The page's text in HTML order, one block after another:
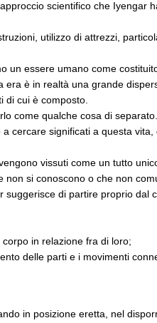
scientifico che Iyengar
utilizzo di attrezzi,
un essere umano come
era è in realtà una grande
di cui è composto.
come qualche cosa di
cercare significati a questa vita,
vissuti come un tutto
si conoscono o che non
suggerisce di partire proprio dal
in relazione fra di loro;
delle parti e i movimenti
in posizione eretta, nel